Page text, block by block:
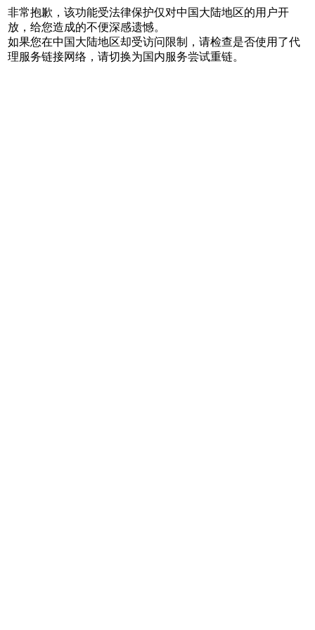
非常抱歉，该功能受法律保护仅对中国大陆地区的用户开
放，给您造成的不便深感遗憾。
如果您在中国大陆地区却受访问限制，请检查是否使用了代
理服务链接网络，请切换为国内服务尝试重链。